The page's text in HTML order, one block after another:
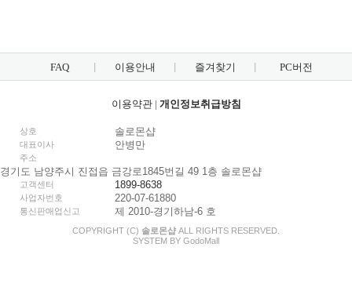
FAQ 이용안내 즐겨찾기 PC버전
이용약관| 개인정보취급방침
상호 솔로몬샵
대표이사 안병만
주소
경기도 남양주시 진접읍 금강로1845번길 49 1층 솔로몬샵
고객센터 1899-8638
사업자번호 220-07-61880
통신판매업신고 제 2010-경기하남-6 호
COPYRIGHT (C) 솔로몬샵 ALL RIGHTS RESERVED.
SYSTEM BY GodoMall